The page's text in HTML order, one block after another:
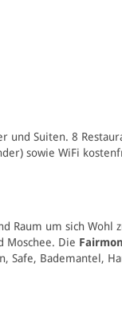
Suiten. 8
sowie WiFi
Raum um sich Wohl
Moschee. Die
Bademantel,